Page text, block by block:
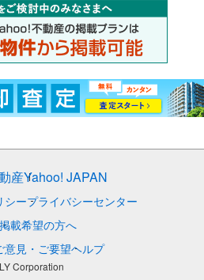
産Yahoo! JAPAN
シープライバシーセンター
掲載希望の方へ
意見・ご要望ヘルプ
Corporation